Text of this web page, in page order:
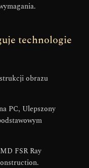
technologie
obrazu
PC, Ulepszony
FSR Ray